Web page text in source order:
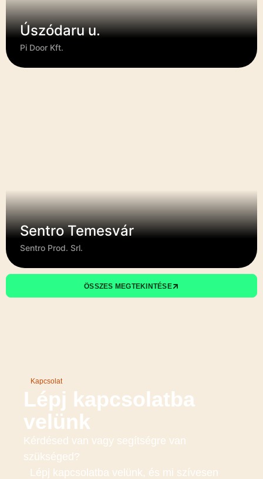
Úszódaru u.
Pi Door Kft.
Sentro Temesvár
Sentro Prod. Srl.
ÖSSZES MEGTEKINTÉSE
Kapcsolat
Lépj kapcsolatba
velünk
Kérdésed van vagy segítségre van
szükséged?
Lépj kapcsolatba velünk, és mi szívesen